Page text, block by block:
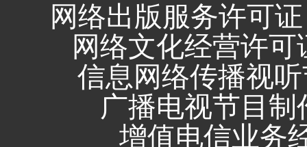
网络出版服务许可
网络文化经营许可
信息网络传播视
广播电视节目
增值电信业务